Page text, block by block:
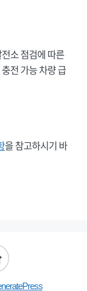
소 점검에 따른
전 가능 차량 급
을 참고하시기 바